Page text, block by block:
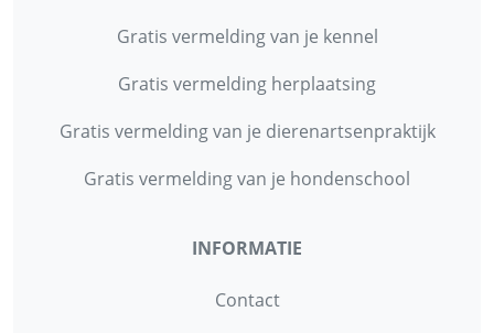
Gratis vermelding van je kennel
Gratis vermelding herplaatsing
Gratis vermelding van je dierenartsenpraktijk
Gratis vermelding van je hondenschool
INFORMATIE
Contact